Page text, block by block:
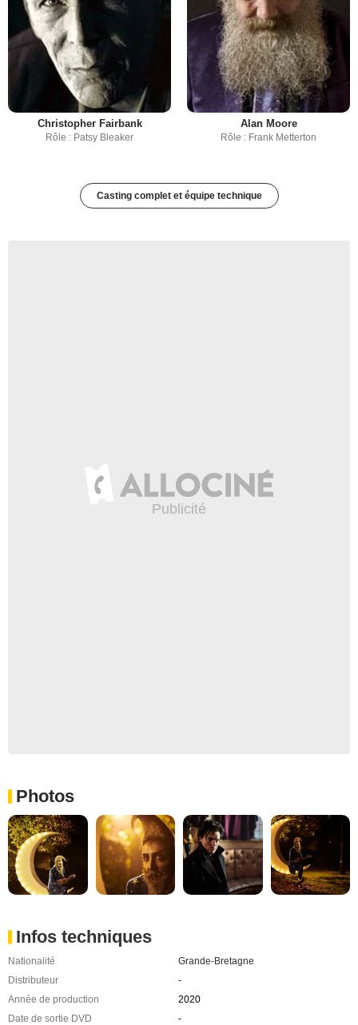
Christopher Fairbank
Rôle : Patsy Bleaker
Alan Moore
Rôle : Frank Metterton
Casting complet et équipe technique
Photos
Infos techniques
Nationalité
Grande-Bretagne
Distributeur
-
Année de production
2020
Date de sortie DVD
-